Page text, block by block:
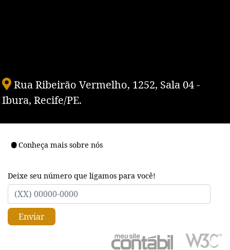
Rua Ribeirão Vermelho, 1252, Sala 04 -
Ibura, Recife/PE.
Conheça mais sobre nós
Deixe seu número que ligamos para você!
Enviar